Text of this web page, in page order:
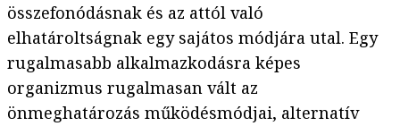
összefonódásnak és az attól való
elhatároltságnak egy sajátos módjára utal. Egy
rugalmasabb alkalmazkodásra képes
organizmus rugalmasan vált az
önmeghatározás működésmódjai, alternatív